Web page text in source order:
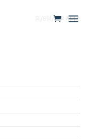
/ / 핫팩 케이스